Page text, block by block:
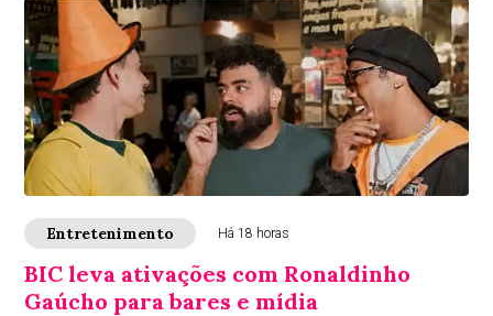
Entretenimento Há 18 horas
BIC leva ativações com Ronaldinho
Gaúcho para bares e mídia